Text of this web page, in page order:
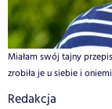
Miałam swój tajny
zrobiła je u siebie i
Redakcja